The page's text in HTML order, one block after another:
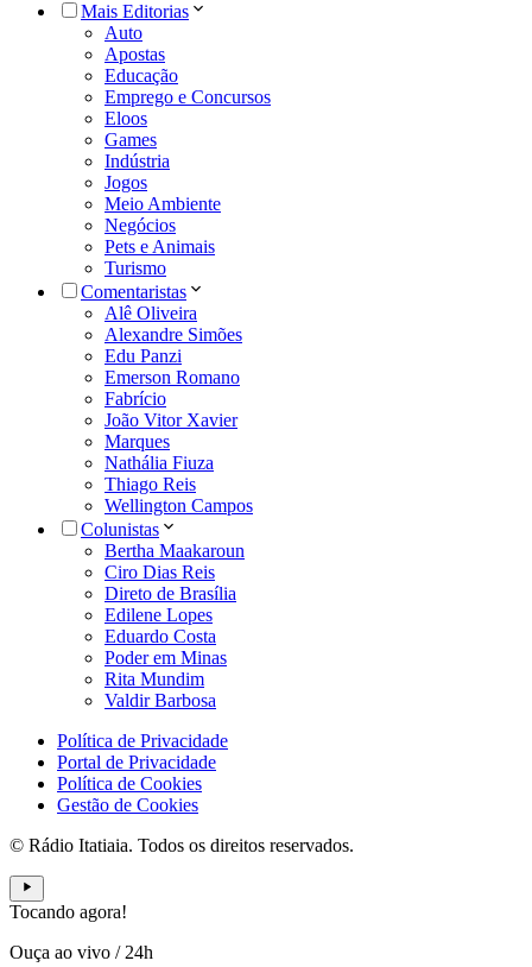
Mais Editorias
Auto
Apostas
Educação
Emprego e Concursos
Eloos
Games
Indústria
Jogos
Meio Ambiente
Negócios
Pets e Animais
Turismo
Comentaristas
Alê Oliveira
Alexandre Simões
Edu Panzi
Emerson Romano
Fabrício
João Vitor Xavier
Marques
Nathália Fiuza
Thiago Reis
Wellington Campos
Colunistas
Bertha Maakaroun
Ciro Dias Reis
Direto de Brasília
Edilene Lopes
Eduardo Costa
Poder em Minas
Rita Mundim
Valdir Barbosa
Política de Privacidade
Portal de Privacidade
Política de Cookies
Gestão de Cookies
© Rádio Itatiaia. Todos os direitos reservados.
Tocando agora!
Ouça ao vivo / 24h